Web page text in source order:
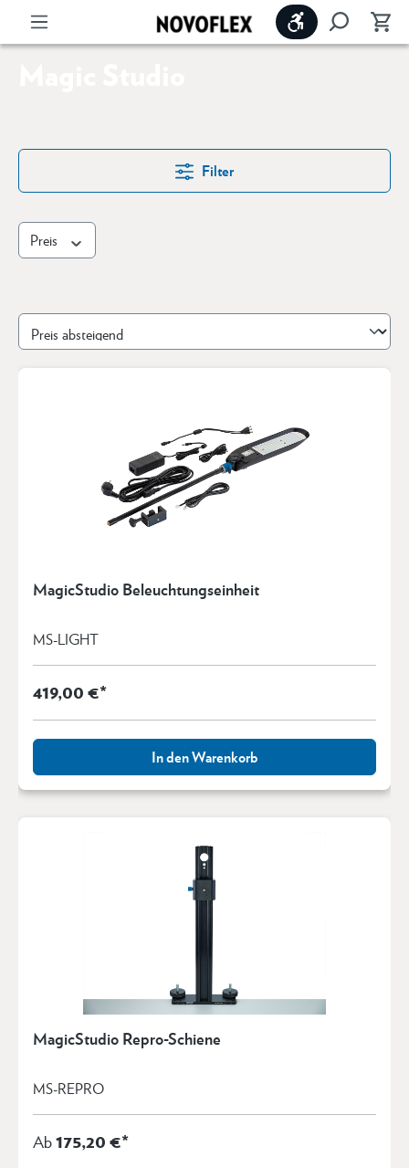
Werkzeugleiste
Filter
Preis
MagicStudio Beleuchtungseinheit
MS-LIGHT
419,00 €*
In den Warenkorb
MagicStudio Repro-Schiene
MS-REPRO
Ab175,20 €*